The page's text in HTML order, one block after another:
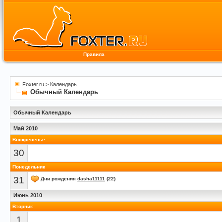
Правила
Foxter.ru > Календарь
Обычный Календарь
Обычный Календарь
Май 2010
Воскресенье
30
Понедельник
31 Дни рождения dasha11111 (22)
Июнь 2010
Вторник
1